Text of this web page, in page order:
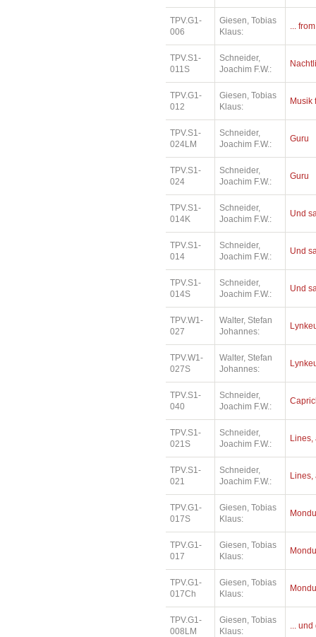
TPV.G1-
006
Giesen, Tobias
Klaus:
...
TPV.S1-
011S
Schneider,
Joachim F.W.:
TPV.G1-
012
Giesen, Tobias
Klaus:
Musik
TPV.S1-
024LM
Schneider,
Joachim F.W.:
Guru
TPV.S1-
024
Schneider,
Joachim F.W.:
Guru
TPV.S1-
014K
Schneider,
Joachim F.W.:
Und
TPV.S1-
014
Schneider,
Joachim F.W.:
Und
TPV.S1-
014S
Schneider,
Joachim F.W.:
Und
TPV.W1-
027
Walter, Stefan
Johannes:
TPV.W1-
027S
Walter, Stefan
Johannes:
TPV.S1-
040
Schneider,
Joachim F.W.:
TPV.S1-
021S
Schneider,
Joachim F.W.:
Lines,
TPV.S1-
021
Schneider,
Joachim F.W.:
Lines,
TPV.G1-
017S
Giesen, Tobias
Klaus:
TPV.G1-
017
Giesen, Tobias
Klaus:
TPV.G1-
017Ch
Giesen, Tobias
Klaus:
TPV.G1-
008LM
Giesen, Tobias
Klaus:
...